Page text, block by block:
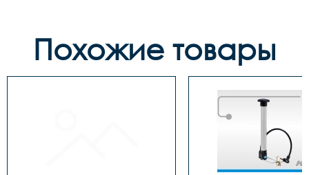
Похожие товары